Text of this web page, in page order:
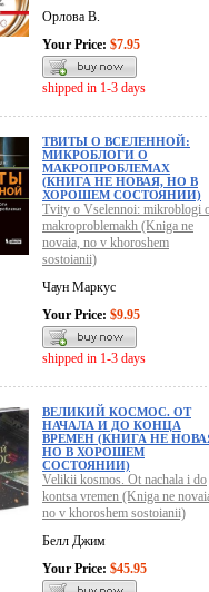
Орлова В.
Your Price: $7.95
shipped in 1-3 days
ТВИТЫ О ВСЕЛЕННОЙ:
МИКРОБЛОГИ О
МАКРОПРОБЛЕМАХ
(КНИГА НЕ НОВАЯ, НО В
ХОРОШЕМ СОСТОЯНИИ)
Tvity o Vselennoi: mikroblogi
makroproblemakh (Kniga ne
novaia, no v khoroshem
sostoianii)
Чаун Маркус
Your Price: $9.95
shipped in 1-3 days
ВЕЛИКИЙ КОСМОС. ОТ
НАЧАЛА И ДО КОНЦА
ВРЕМЕН (КНИГА НЕ
НО В ХОРОШЕМ
СОСТОЯНИИ)
Velikii kosmos. Ot nachala i do
kontsa vremen (Kniga ne
no v khoroshem sostoianii)
Белл Джим
Your Price: $45.95